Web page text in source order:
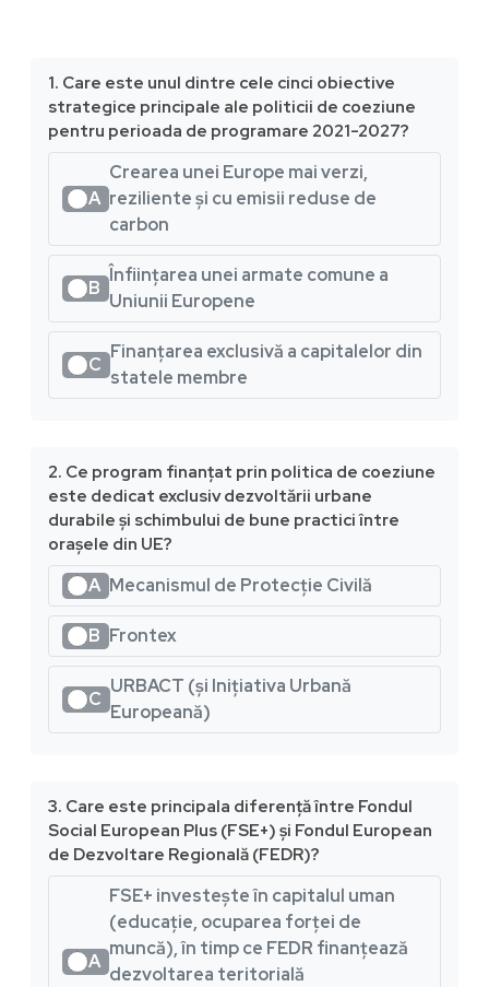
1. Care este unul dintre cele cinci obiective
strategice principale ale politicii de coeziune
pentru perioada de programare 2021-2027?
A
Crearea unei Europe mai verzi,
reziliente și cu emisii reduse de
carbon
B
Înființarea unei armate comune a
Uniunii Europene
C
Finanțarea exclusivă a capitalelor din
statele membre
2. Ce program finanțat prin politica de coeziune
este dedicat exclusiv dezvoltării urbane
durabile și schimbului de bune practici între
orașele din UE?
A Mecanismul de Protecție Civilă
B Frontex
C
URBACT (și Inițiativa Urbană
Europeană)
3. Care este principala diferență între Fondul
Social European Plus (FSE+) și Fondul European
de Dezvoltare Regională (FEDR)?
A
FSE+ investește în capitalul uman
(educație, ocuparea forței de
muncă), în timp ce FEDR finanțează
dezvoltarea teritorială